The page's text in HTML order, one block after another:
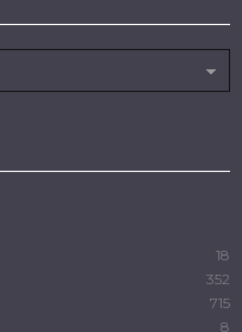
18
352
715
8